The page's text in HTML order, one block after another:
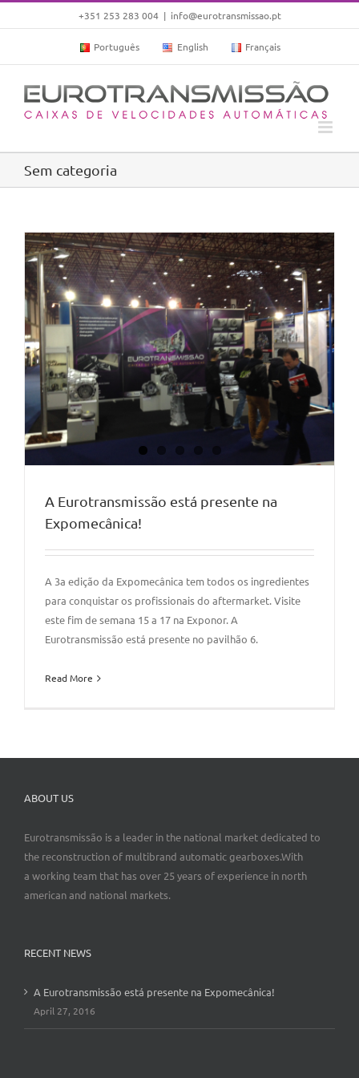
to
+351 253 283 004 | info@eurotransmissao.pt
Português English Français
Sem categoria
A Eurotransmissão está presente na
Expomecânica!
A 3a edição da Expomecânica tem todos os ingredientes
para conquistar os profissionais do aftermarket. Visite
este fim de semana 15 a 17 na Exponor. A
Eurotransmissão está presente no pavilhão 6.
Read More
ABOUT US
Eurotransmissão is a leader in the national market dedicated to
the reconstruction of multibrand automatic gearboxes.With
a working team that has over 25 years of experience in north
american and national markets.
RECENT NEWS
A Eurotransmissão está presente na Expomecânica!
April 27, 2016